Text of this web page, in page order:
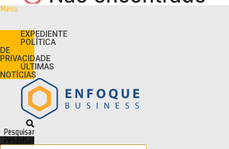
Menu
EXPEDIENTE
POLÍTICA
DE
PRIVACIDADE
ÚLTIMAS
NOTÍCIAS
Pesquisar
Pesquisar